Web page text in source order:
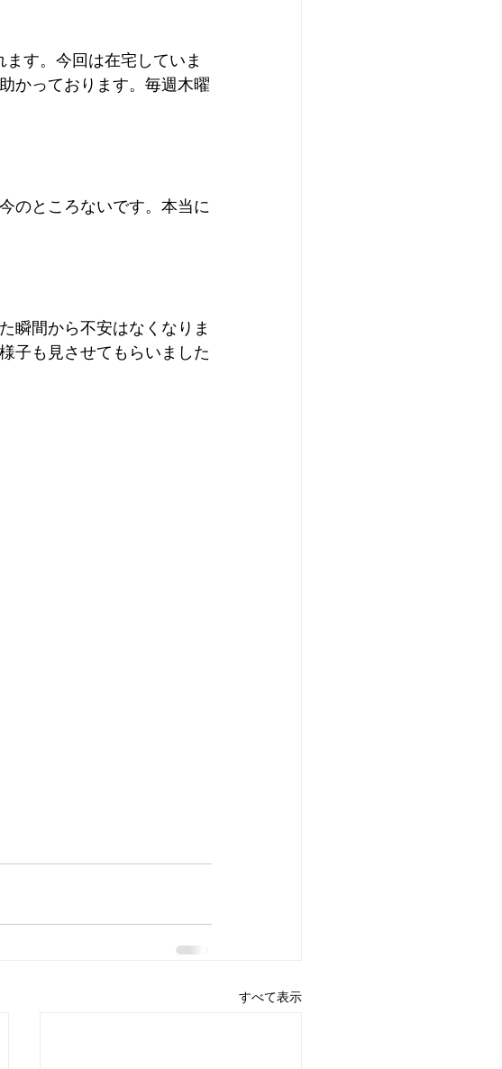
す。今回は在宅していま
かっております。毎週木曜
のところないです。本当に
瞬間から不安はなくなりま
子も見させてもらいました
すべて表示